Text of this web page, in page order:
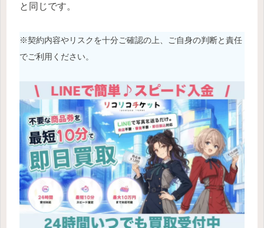
と同じです。
※契約内容やリスクを十分ご確認の上、ご自身の判断と責任
でご利用ください。